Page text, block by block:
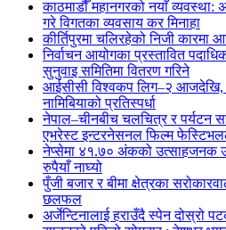
काठमाडौँ महानगरको नयाँ व्यवस्था:
गरे विगतका व्यवसाय कर मिनाहा
कीर्तिपुरमा चलिरहेको निजी
निर्वाचन आयोगका प्रस्तावित
सुनुवाइ समितिमा वितरण गरिने
आईसीसी विश्वकप लिग–२ आजदेखि,
नामिबियाको प्रतिस्पर्धा
नेपाल–चीनबीच चलचित्र र पर्यटन
एभरेस्ट इन्टरनेसनल फिल्म
नेप्सेमा ४१.७० अंकको उत्साहजनक
रुपैयाँ नाघ्यो
पुँजी बजार र बीमा क्षेत्रका
छलफल
अर्जेन्टिनालाई हराउँदै स्पेन दोस्रो